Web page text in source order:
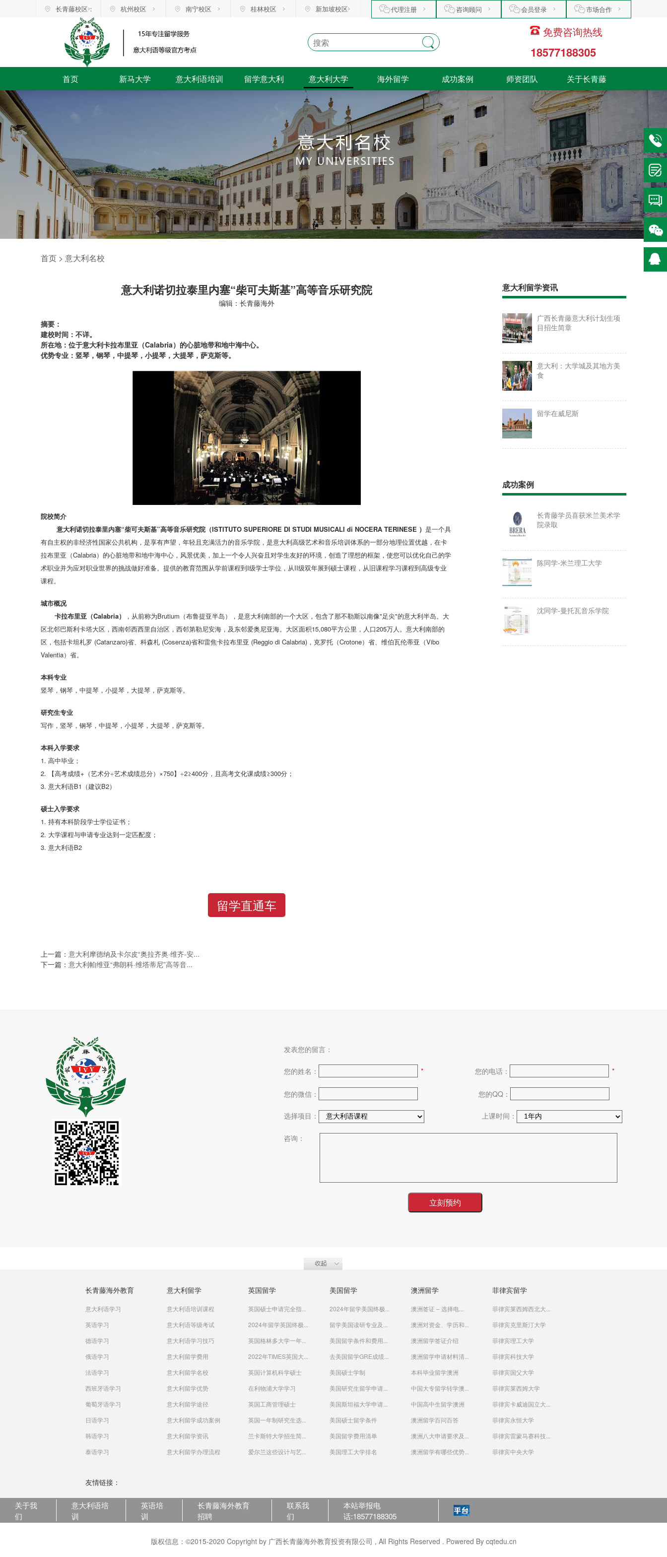
长青藤校区： 杭州校区 南宁校区 桂林校区 新加坡校区 市场合作
会员登录
咨询顾问
代理注册
免费咨询热线
18577188305
首页 新马大学 意大利语培训 留学意大利 意大利大学 海外留学 成功案例 师资团队 关于长青藤
首页 > 意大利名校
意大利诺切拉泰里内塞“柴可夫斯基”高等音乐研究院
编辑：长青藤海外
摘要：
建校时间：不详。
所在地：位于意大利卡拉布里亚（Calabria）的心脏地带和地中海中心。
优势专业：竖琴，钢琴，中提琴，小提琴，大提琴，萨克斯等。
院校简介
意大利诺切拉泰里内塞“柴可夫斯基”高等音乐研究院（ISTITUTO SUPERIORE DI STUDI MUSICALI di NOCERA TERINESE ） 是一个具
有自主权的非经济性国家公共机构，是享有声望，年轻且充满活力的音乐学院，是意大利高级艺术和音乐培训体系的一部分地理位置优越，在卡
拉布里亚（Calabria）的心脏地带和地中海中心，风景优美，加上一个令人兴奋且对学生友好的环境，创造了理想的框架，使您可以优化自己的学
术职业并为应对职业世界的挑战做好准备。提供的教育范围从学前课程到I级学士学位，从II级双年展到硕士课程，从旧课程学习课程到高级专业
课程。
城市概况
卡拉布里亚（Calabria）
，从前称为Brutium（布鲁提亚半岛），是意大利南部的一个大区，包含了那不勒斯以南像"足尖"的意大利半岛。大
区北邻巴斯利卡塔大区，西南邻西西里自治区，西邻第勒尼安海，及东邻爱奥尼亚海。大区面积15,080平方公里，人口205万人。意大利南部的
区，包括卡坦札罗 (Catanzaro)省、科森札 (Cosenza)省和雷焦卡拉布里亚 (Reggio di Calabria)，克罗托（Crotone）省、维伯瓦伦蒂亚（Vibo
Valentia）省。
本科专业
竖琴，钢琴，中提琴，小提琴，大提琴，萨克斯等。
研究生专业
写作，竖琴，钢琴，中提琴，小提琴，大提琴，萨克斯等。
本科入学要求
1. 高中毕业；
2. 【高考成绩+（艺术分÷艺术成绩总分）×750】÷2≥400分，且高考文化课成绩≥300分；
3. 意大利语B1（建议B2）
硕士入学要求
1. 持有本科阶段学士学位证书；
2. 大学课程与申请专业达到一定匹配度；
3. 意大利语B2
留学直通车
上一篇： 意大利摩德纳及卡尔皮“奥拉齐奥·维齐-安...
下一篇： 意大利帕维亚“弗朗科·维塔蒂尼”高等音...
意大利留学资讯
广西长青藤意大利计划生项
目招生简章
意大利：大学城及其地方美
食
留学在威尼斯
成功案例
长青藤学员喜获米兰美术学
院录取
陈同学-米兰理工大学
沈同学-曼托瓦音乐学院
发表您的留言：
您的姓名： * 您的电话： *
您的微信： 您的QQ：
选择项目： 上课时间：
咨询：
长青藤海外教育
意大利语学习
英语学习
德语学习
俄语学习
法语学习
西班牙语学习
葡萄牙语学习
日语学习
韩语学习
泰语学习
意大利留学
意大利语培训课程
意大利语等级考试
意大利语学习技巧
意大利留学费用
意大利留学名校
意大利留学优势
意大利留学途径
意大利留学成功案例
意大利留学资讯
意大利留学办理流程
英国留学
英国硕士申请完全指...
2024年留学英国终极...
英国格林多大学一年...
2022年TIMES英国大...
英国计算机科学硕士
在利物浦大学学习
英国工商管理硕士
英国一年制研究生选...
兰卡斯特大学招生简...
爱尔兰这些设计与艺...
美国留学
2024年留学美国终极...
留学美国读研专业及...
美国留学条件和费用...
去美国留学GRE成绩...
美国硕士学制
美国研究生留学申请...
美国斯坦福大学申请...
美国硕士留学条件
美国留学费用清单
美国理工大学排名
澳洲留学
澳洲签证 – 选择电...
澳洲对资金、学历和...
澳洲留学签证介绍
澳洲留学申请材料清...
本科毕业留学澳洲
中国大专留学转学澳...
中国高中生留学澳洲
澳洲留学百问百答
澳洲八大申请要求及...
澳洲留学有哪些优势...
菲律宾留学
菲律宾莱西姆西北大...
菲律宾克里斯汀大学
菲律宾理工大学
菲律宾科技大学
菲律宾国父大学
菲律宾莱西姆大学
菲律宾卡威迪国立大...
菲律宾永恒大学
菲律宾雷蒙马赛科技...
菲律宾中央大学
友情链接：
关于我
们
意大利语培
训
英语培
训
长青藤海外教育
招聘
联系我
们
本站举报电
话:18577188305
版权信息：©2015-2020 Copyright by 广西长青藤海外教育投资有限公司 , All Rights Reserved . Powered By cqtedu.cn